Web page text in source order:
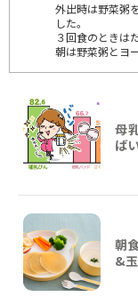
外出時は野菜粥
した。
３回食のときは
朝は野菜粥とヨ
母
ば
朝
&